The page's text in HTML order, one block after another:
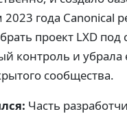
года Canonical
проект LXD под
контроль и убрала
сообщества.
Часть